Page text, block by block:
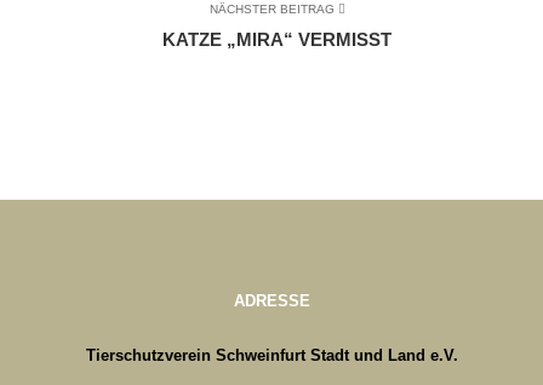
NÄCHSTER BEITRAG
KATZE „MIRA“ VERMISST
ADRESSE
Tierschutzverein Schweinfurt Stadt und Land e.V.